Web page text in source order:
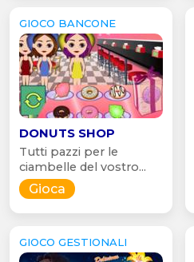
GIOCO BANCONE
DONUTS SHOP
Tutti pazzi per le
ciambelle del vostro...
Gioca
GIOCO GESTIONALI